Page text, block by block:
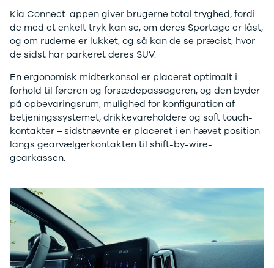
S-Max
Transit
Courier
Transit
Connect
Transit
Custom
Transit 350
L2 Van
Transit 350
Transit 350
L4 Chassis
E-Transit
350 L2 Van
E-Transit
350 L3 Van
Kia Connect-appen giver brugerne total tryghed, fordi
de med et enkelt tryk kan se, om deres Sportage er låst,
og om ruderne er lukket, og så kan de se præcist, hvor
de sidst har parkeret deres SUV.
En ergonomisk midterkonsol er placeret optimalt i
forhold til føreren og forsædepassageren, og den byder
på opbevaringsrum, mulighed for konfiguration af
betjeningssystemet, drikkevareholdere og soft touch-
kontakter – sidstnævnte er placeret i en hævet position
langs gearvælgerkontakten til shift-by-wire-
gearkassen.